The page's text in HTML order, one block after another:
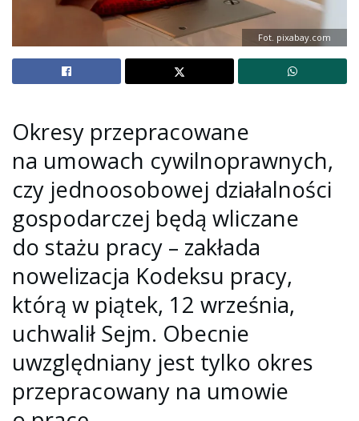
Fot. pixabay.com
Okresy przepracowane
na umowach cywilnoprawnych,
czy jednoosobowej działalności
gospodarczej będą wliczane
do stażu pracy – zakłada
nowelizacja Kodeksu pracy,
którą w piątek, 12 września,
uchwalił Sejm. Obecnie
uwzględniany jest tylko okres
przepracowany na umowie